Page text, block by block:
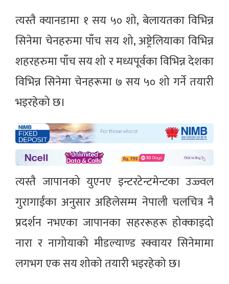
त्यस्तै क्यानडामा १ सय ५० शो, बेलायतका विभिन्न
सिनेमा चेनहरुमा पाँच सय शो, अष्ट्रेलियाका विभिन्न
शहरहरुमा पाँच सय शो र मध्यपूर्वका विभिन्न देशका
विभिन्न सिनेमा चेनहरूमा ७ सय ५० शो गर्ने तयारी
भइरहेको छ।
त्यस्तै जापानको युएनए इन्टरटेन्टमेन्टका उज्ज्वल
गुरागाईंका अनुसार अहिलेसम्म नेपाली चलचित्र नै
प्रदर्शन नभएका जापानका सहररूहरू होक्काइदो
नारा र नागोयाको मीडल्याण्ड स्क्वायर सिनेमामा
लगभग एक सय शोको तयारी भइरहेको छ।